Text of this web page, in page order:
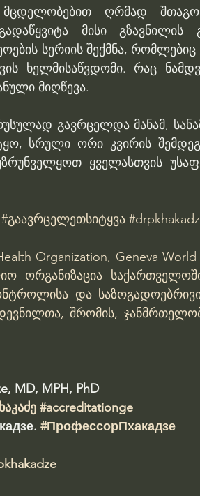
ღრმად
მისი გზავნილის
სერიის შექმნა, რომლებიც
ხელმისაწვდომი. რაც
მიღწევა.
გავრცელდა მანამ,
სრული ორი კვირის
ყველასთვის
#გაავრცელეთსიტყვა
Organization, Geneva World
ორგანიზაცია
და
შრომის,
MD, MPH, PhD
#accreditationge
#ПрофессорПхакадзе